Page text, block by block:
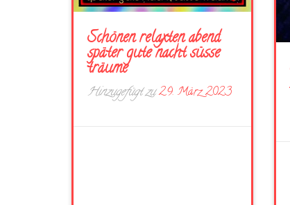
Schönen relaxten abend
später gute nacht süsse
träume
Hinzugefügt zu29. März 2023